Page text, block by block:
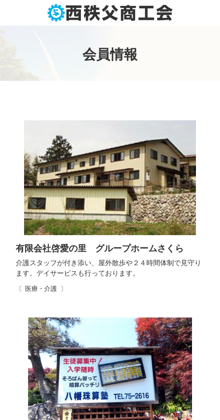
テ
ン
ツ
会員情報
医療・介護
有限会社啓愛の里 グループホームさくら
介護スタッフが付き添い、屋外散歩や２４時間体制で見守り
ます。デイサービスも行っております。